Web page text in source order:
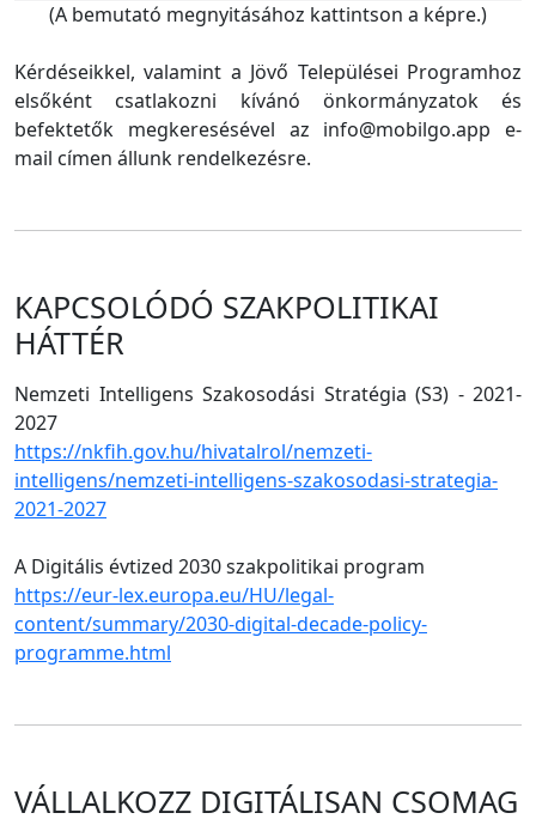
(A bemutató megnyitásához kattintson a képre.)
Kérdéseikkel, valamint a Jövő Települései Programhoz
elsőként csatlakozni kívánó önkormányzatok és
befektetők megkeresésével az info@mobilgo.app e-
mail címen állunk rendelkezésre.
KAPCSOLÓDÓ SZAKPOLITIKAI
HÁTTÉR
Nemzeti Intelligens Szakosodási Stratégia (S3) - 2021-
2027
https://nkfih.gov.hu/hivatalrol/nemzeti-
intelligens/nemzeti-intelligens-szakosodasi-strategia-
2021-2027
A Digitális évtized 2030 szakpolitikai program
https://eur-lex.europa.eu/HU/legal-
content/summary/2030-digital-decade-policy-
programme.html
VÁLLALKOZZ DIGITÁLISAN CSOMAG